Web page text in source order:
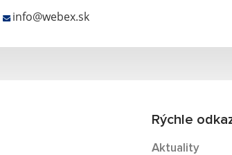
info@webex.sk
Rýchle
Aktuality